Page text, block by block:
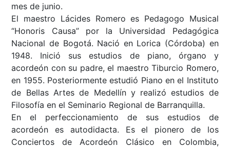
mes de junio.
El maestro Lácides Romero es Pedagogo Musical
“Honoris Causa” por la Universidad Pedagógica
Nacional de Bogotá. Nació en Lorica (Córdoba) en
1948. Inició sus estudios de piano, órgano y
acordeón con su padre, el maestro Tiburcio Romero,
en 1955. Posteriormente estudió Piano en el Instituto
de Bellas Artes de Medellín y realizó estudios de
Filosofía en el Seminario Regional de Barranquilla.
En el perfeccionamiento de sus estudios de
acordeón es autodidacta. Es el pionero de los
Conciertos de Acordeón Clásico en Colombia,